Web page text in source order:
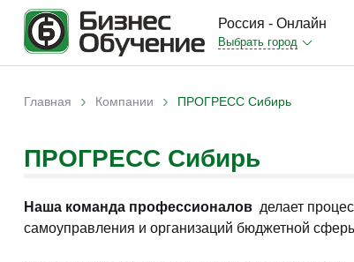
Россия - Онлайн
Выбрать город
Отраслевые (2988)
Промышленное обучение (247)
Главная › Компании › ПРОГРЕСС Сибирь
ПРОГРЕСС Сибирь
Наша команда профессионалов делает
самоуправления и организаций бюджетной